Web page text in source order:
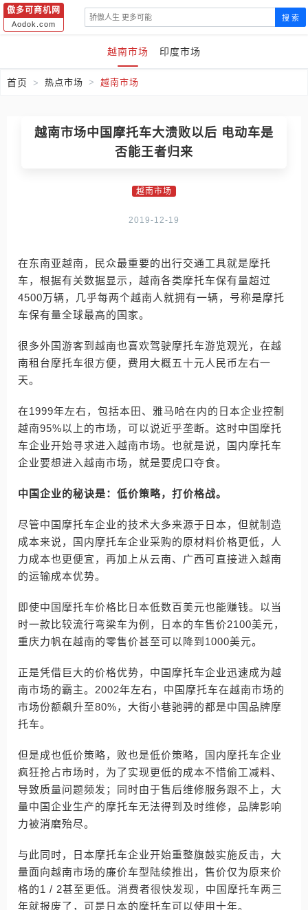
傲多可商机网
Aodok.com
搜 索
越南市场 印度市场
首页 热点市场 越南市场
越南市场中国摩托车大溃败以后 电动车是
否能王者归来
越南市场
2019-12-19
在东南亚越南，民众最重要的出行交通工具就是摩托
车，根据有关数据显示，越南各类摩托车保有量超过
4500万辆，几乎每两个越南人就拥有一辆，号称是摩托
车保有量全球最高的国家。
很多外国游客到越南也喜欢驾驶摩托车游览观光，在越
南租台摩托车很方便，费用大概五十元人民币左右一
天。
在1999年左右，包括本田、雅马哈在内的日本企业控制
越南95%以上的市场，可以说近乎垄断。这时中国摩托
车企业开始寻求进入越南市场。也就是说，国内摩托车
企业要想进入越南市场，就是要虎口夺食。
中国企业的秘诀是：低价策略，打价格战。
尽管中国摩托车企业的技术大多来源于日本，但就制造
成本来说，国内摩托车企业采购的原材料价格更低，人
力成本也更便宜，再加上从云南、广西可直接进入越南
的运输成本优势。
即使中国摩托车价格比日本低数百美元也能赚钱。以当
时一款比较流行弯梁车为例，日本的车售价2100美元，
重庆力帆在越南的零售价甚至可以降到1000美元。
正是凭借巨大的价格优势，中国摩托车企业迅速成为越
南市场的霸主。2002年左右，中国摩托车在越南市场的
市场份额飙升至80%，大街小巷驰骋的都是中国品牌摩
托车。
但是成也低价策略，败也是低价策略，国内摩托车企业
疯狂抢占市场时，为了实现更低的成本不惜偷工减料、
导致质量问题频发；同时由于售后维修服务跟不上，大
量中国企业生产的摩托车无法得到及时维修，品牌影响
力被消磨殆尽。
与此同时，日本摩托车企业开始重整旗鼓实施反击，大
量面向越南市场的廉价车型陆续推出，售价仅为原来价
格的1 / 2甚至更低。消费者很快发现，中国摩托车两三
年就报废了，可是日本的摩托车可以使用十年。